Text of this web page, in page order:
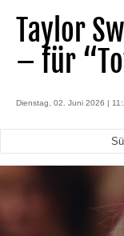
Taylor
– für
Dienstag, 02. Juni 2026 |